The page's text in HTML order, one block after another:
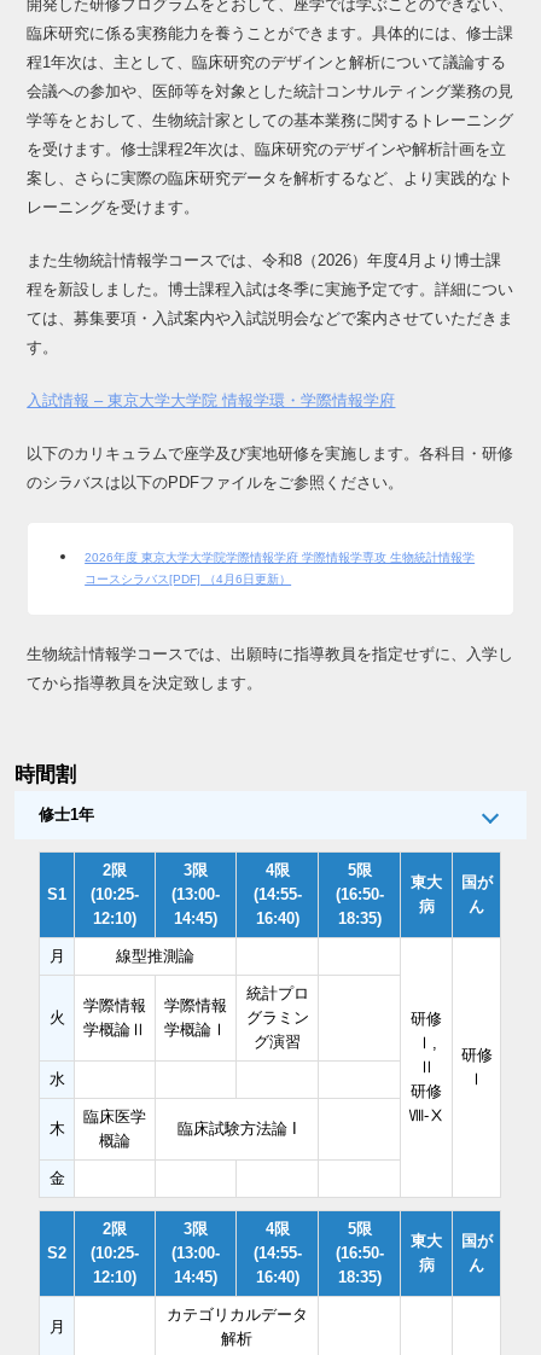
開発した研修プログラムをとおして、座学では学ぶことのできない、
臨床研究に係る実務能力を養うことができます。具体的には、修士課
程1年次は、主として、臨床研究のデザインと解析について議論する
会議への参加や、医師等を対象とした統計コンサルティング業務の見
学等をとおして、生物統計家としての基本業務に関するトレーニング
を受けます。修士課程2年次は、臨床研究のデザインや解析計画を立
案し、さらに実際の臨床研究データを解析するなど、より実践的なト
レーニングを受けます。
また生物統計情報学コースでは、令和8（2026）年度4月より博士課
程を新設しました。博士課程⼊試は冬季に実施予定です。詳細につい
ては、募集要項・入試案内や入試説明会などで案内させていただきま
す。
入試情報 – 東京大学大学院 情報学環・学際情報学府
以下のカリキュラムで座学及び実地研修を実施します。各科目・研修
のシラバスは以下のPDFファイルをご参照ください。
2026年度 東京大学大学院学際情報学府 学際情報学専攻 生物統計情報学
コースシラバス[PDF] （4月6日更新）
生物統計情報学コースでは、出願時に指導教員を指定せずに、入学し
てから指導教員を決定致します。
時間割
修士1年
S1
2限
(10:25-
12:10)
3限
(13:00-
14:45)
4限
(14:55-
16:40)
5限
(16:50-
18:35)
東大
病
国が
ん
月 線型推測論
研修
Ⅰ,
Ⅱ
研修
Ⅷ-Ⅹ
研修
Ⅰ
火
学際情報
学概論Ⅱ
学際情報
学概論Ⅰ
統計プロ
グラミン
グ演習
水
木
臨床医学
概論
臨床試験方法論 I
金
S2
2限
(10:25-
12:10)
3限
(13:00-
14:45)
4限
(14:55-
16:40)
5限
(16:50-
18:35)
東大
病
国が
ん
月
カテゴリカルデータ
解析